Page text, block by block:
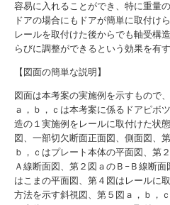
容易に入れることができ、特に重量
ドアの場合にもドアが簡単に取付け
レールを取付けた後からでも軸受構
らびに調整ができるという効果を有す
【図面の簡単な説明】
図面は本考案の実施例を示すもので
ａ，ｂ，ｃは本考案に係るドアピボ
造の１実施例をレールに取付けた状
図、一部切欠断面正面図、側面図、
ｂ，ｃはプレート本体の平面図、第
Ａ線断面図、第２図ａのＢ−Ｂ線断面
はこまの平面図、第４図はレールに
方法を示す斜視図、第５図ａ，ｂ，